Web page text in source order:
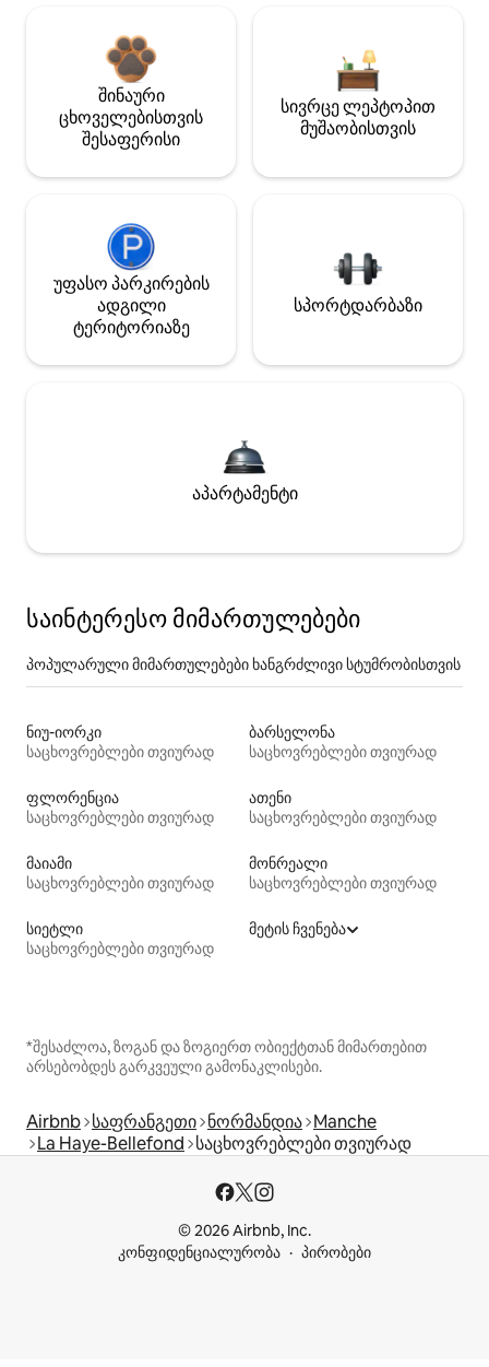
შინაური
ცხოველებისთვის
შესაფერისი
სივრცე ლეპტოპით
მუშაობისთვის
უფასო პარკირების
ადგილი
ტერიტორიაზე
სპორტდარბაზი
აპარტამენტი
საინტერესო მიმართულებები
პოპულარული მიმართულებები ხანგრძლივი სტუმრობისთვის
ნიუ-იორკი
საცხოვრებლები თვიურად
ბარსელონა
საცხოვრებლები თვიურად
ფლორენცია
საცხოვრებლები თვიურად
ათენი
საცხოვრებლები თვიურად
მაიამი
საცხოვრებლები თვიურად
მონრეალი
საცხოვრებლები თვიურად
სიეტლი
საცხოვრებლები თვიურად
მეტის ჩვენება
*შესაძლოა, ზოგან და ზოგიერთ ობიექტთან მიმართებით
არსებობდეს გარკვეული გამონაკლისები.
Airbnb საფრანგეთი ნორმანდია Manche
La Haye-Bellefond საცხოვრებლები თვიურად
© 2026 Airbnb, Inc.
კონფიდენციალურობა
პირობები